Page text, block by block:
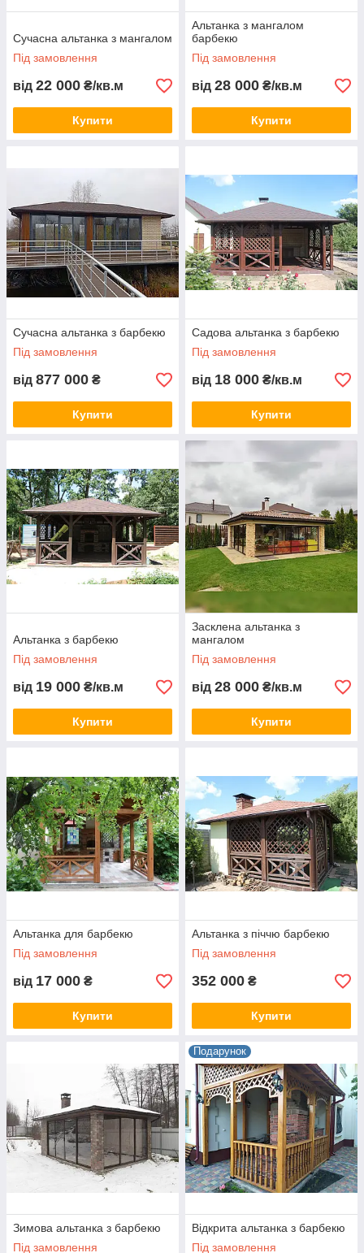
Сучасна альтанка з мангалом
Під замовлення
від 22 000 ₴/кв.м
Купити
Альтанка з мангалом
барбекю
Під замовлення
від 28 000 ₴/кв.м
Купити
Сучасна альтанка з барбекю
Під замовлення
від 877 000 ₴
Купити
Садова альтанка з барбекю
Під замовлення
від 18 000 ₴/кв.м
Купити
Альтанка з барбекю
Під замовлення
від 19 000 ₴/кв.м
Купити
Засклена альтанка з
мангалом
Під замовлення
від 28 000 ₴/кв.м
Купити
Альтанка для барбекю
Під замовлення
від 17 000 ₴
Купити
Альтанка з піччю барбекю
Під замовлення
352 000 ₴
Купити
Зимова альтанка з барбекю
Під замовлення
Подарунок
Відкрита альтанка з барбекю
Під замовлення